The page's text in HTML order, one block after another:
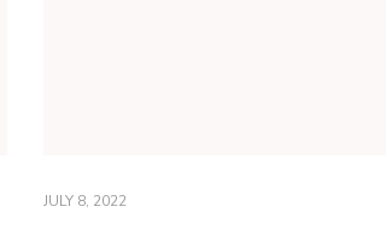
JULY 8, 2022